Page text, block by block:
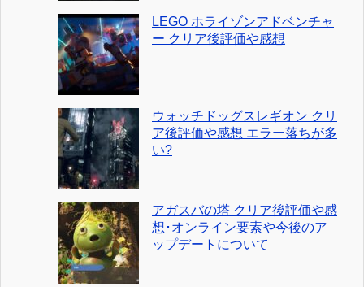
LEGO ホライゾンアドベンチャ
ー クリア後評価や感想
ウォッチドッグスレギオン クリ
ア後評価や感想 エラー落ちが多
い?
アガスバの塔 クリア後評価や感
想･オンライン要素や今後のア
ップデートについて